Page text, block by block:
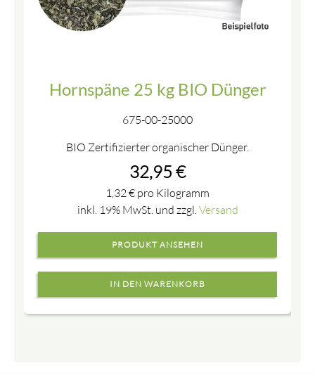
Hornspäne 25 kg BIO Dünger
675-00-25000
BIO Zertifizierter organischer Dünger.
32,95 €
1,32€ pro Kilogramm
inkl. 19% MwSt. und zzgl.Versand
PRODUKT ANSEHEN